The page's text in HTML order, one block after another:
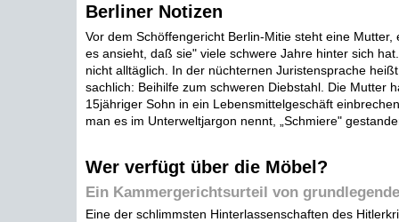
Berliner Notizen
Vor dem Schöffengericht Berlin-Mitie steht eine Mutter,
es ansieht, daß sie" viele schwere Jahre hinter sich
nicht alltäglich. In der nüchternen Juristensprache
sachlich: Beihilfe zum schweren Diebstahl. Die Mutter
15jähriger Sohn in ein Lebensmittelgeschäft
man es im Unterweltjargon nennt, „Schmiere"
Wer verfügt über die Möbel?
Ein Kammergerichtsurteil von
Eine der schlimmsten Hinterlassenschaften des